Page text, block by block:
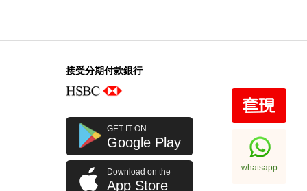
接受分期付款銀行
GET IT ON
Google Play
Download on the
App Store
whatsapp